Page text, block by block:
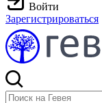
Войти
Зарегистрироваться